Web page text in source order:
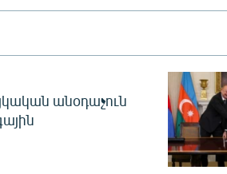
անօդաչուն